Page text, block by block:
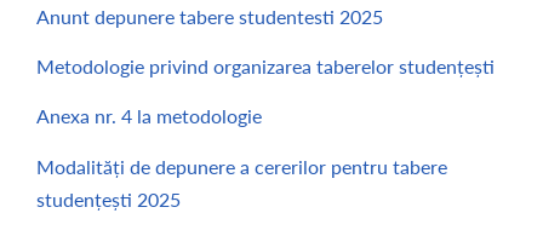
Anunt depunere tabere studentesti 2025
Metodologie privind organizarea taberelor studențești
Anexa nr. 4 la metodologie
Modalități de depunere a cererilor pentru tabere
studențești 2025